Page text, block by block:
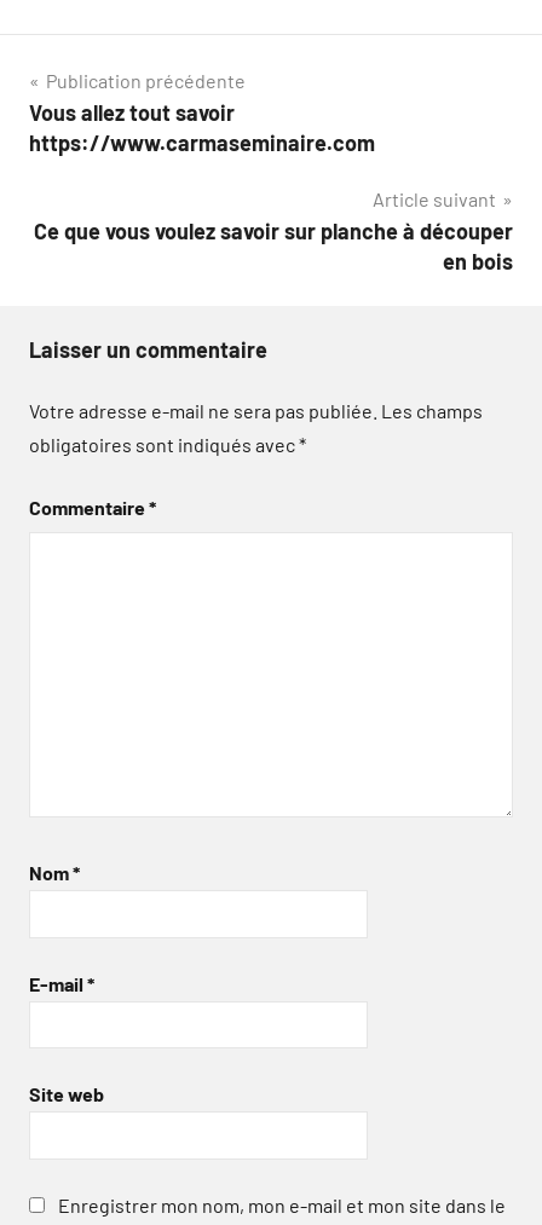
Navigation
de
Publication précédente
Vous allez tout savoir
https://www.carmaseminaire.com
Article suivant
Ce que vous voulez savoir sur planche à découper
en bois
Laisser un commentaire
Votre adresse e-mail ne sera pas publiée. Les champs
obligatoires sont indiqués avec*
Commentaire*
Nom*
E-mail *
Site web
Enregistrer mon nom, mon e-mail et mon site dans le